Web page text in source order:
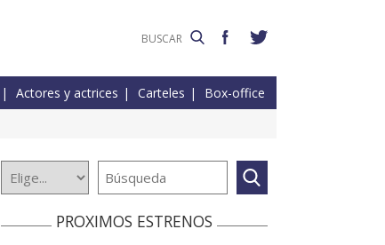
Actores y actrices Carteles Box-office
PROXIMOS ESTRENOS